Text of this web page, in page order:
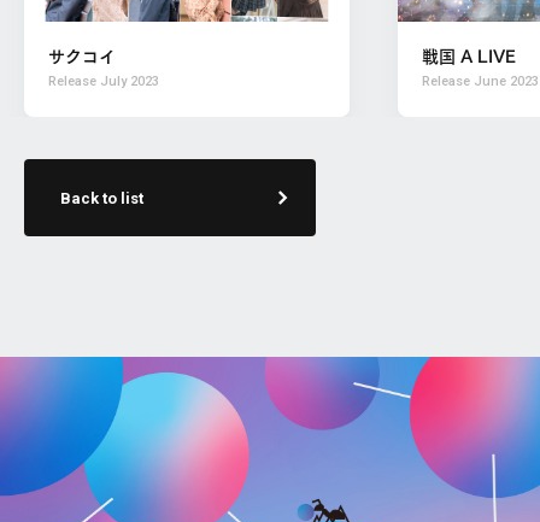
サクコイ
Release July 2023
戦国 A LIVE
Release June 2023
Back to list